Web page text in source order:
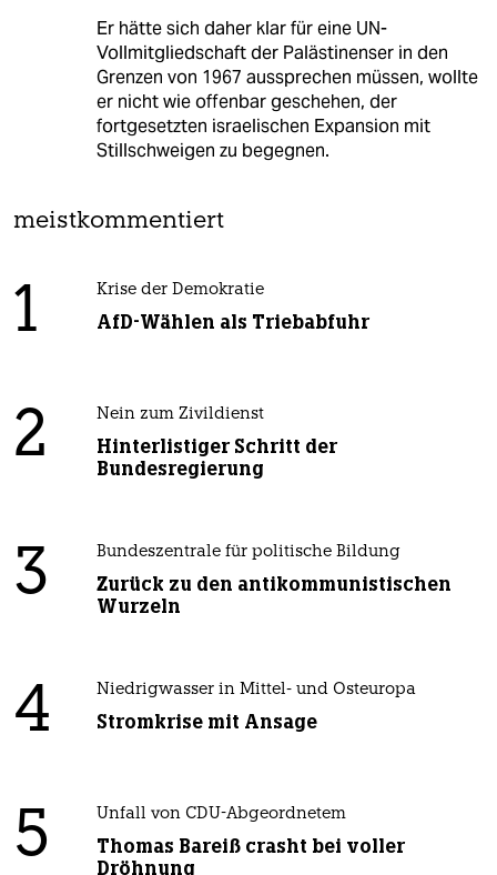
Er hätte sich daher klar für eine UN-
Vollmitgliedschaft der Palästinenser in den
Grenzen von 1967 aussprechen müssen, wollte
er nicht wie offenbar geschehen, der
fortgesetzten israelischen Expansion mit
Stillschweigen zu begegnen.
meistkommentiert
1 Krise der Demokratie
AfD-Wählen als Triebabfuhr
2 Nein zum Zivildienst
Hinterlistiger Schritt der
Bundesregierung
3 Bundeszentrale für politische Bildung
Zurück zu den antikommunistischen
Wurzeln
4 Niedrigwasser in Mittel- und Osteuropa
Stromkrise mit Ansage
5 Unfall von CDU-Abgeordnetem
Thomas Bareiß crasht bei voller
Dröhnung